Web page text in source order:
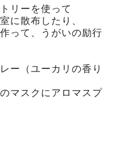
リーを使って
に散布したり、
って、うがいの励行
ー（ユーカリの香り
マスクにアロマスプ